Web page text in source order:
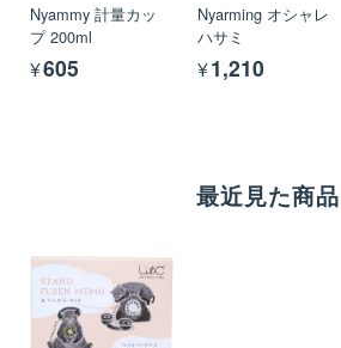
Nyammy 計量カッ
プ 200ml
¥605
Nyarming オシャレ
ハサミ
¥1,210
最近見た商品